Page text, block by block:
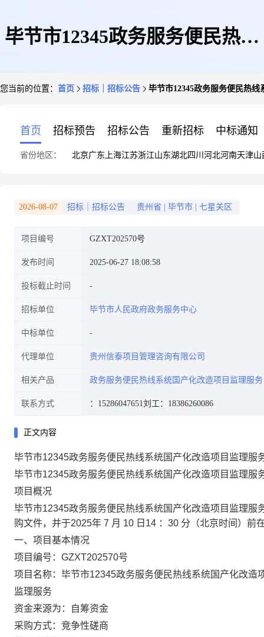
毕节市12345政务服务便民热线
您当前的位置： 首页 招标｜招标公告 毕节市12345政务服务便民热
首页 招标预告 招标公告 重新招标 中标通知
省份地区： 北京广东 上海江苏浙江山东湖北四川 河北河南天津山
2026-08-07 招标｜招标公告 贵州省 毕节市 七星关区
项目编号 GZXT202570号
发布时间 2025-06-27 18:08:58
投标截止时间
招标单位 毕节市人民政府政务服务中心
中标单位
代理单位 贵州信泰项目管理咨询有限公司
相关产品 政务服务便民热线系统国产化改造项目监理服务
联系方式 ：15286047651刘工：18386260086
正文内容
毕节市12345政务服务便民热线系统国产化改造项目监理服
毕节市12345政务服务便民热线系统国产化改造项目监理服
项目概况
毕节市12345政务服务便民热线系统国产化改造项目监理服
购文件，并于2025年 7 月 10 日 14 ：30 分 （北京时间）前
一、项目基本情况
项目编号： GZXT202570号
项目名称： 毕节市12345政务服务便民热线系统国产化改造
监理服务
资金来源为 ：
自筹资金
采购方式：竞争性磋商